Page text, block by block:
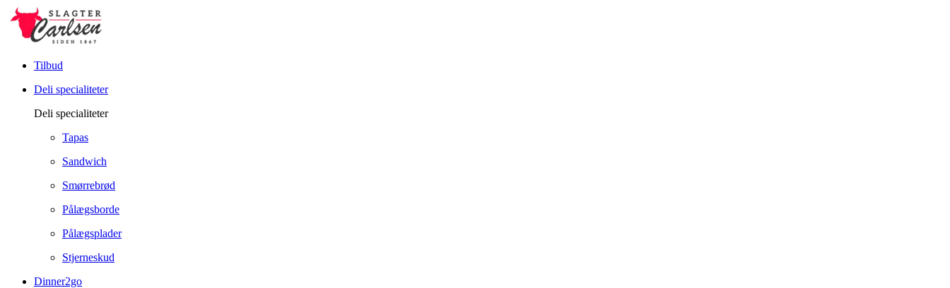
Tilbud
Deli specialiteter
Deli specialiteter
Tapas
Sandwich
Smørrebrød
Pålægsborde
Pålægsplader
Stjerneskud
Dinner2go